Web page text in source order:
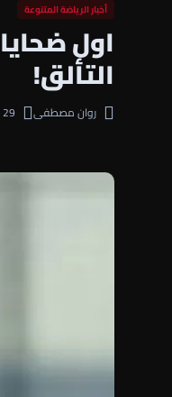
أخبار الرياضة المتنوعة
اول
التألق!
روان مصطفى 29 أبريل، 2026